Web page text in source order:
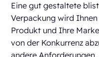
Eine gut gestaltete
Verpackung wird
Produkt und Ihre
von der Konkurrenz